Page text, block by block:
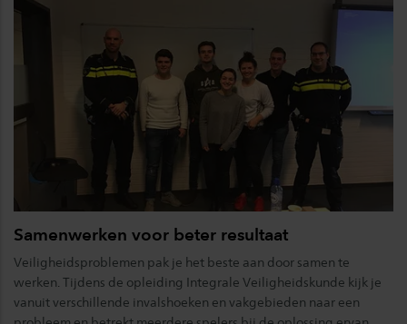
Samenwerken voor beter resultaat
Veiligheidsproblemen pak je het beste aan door samen te
werken. Tijdens de opleiding Integrale Veiligheidskunde kijk je
vanuit verschillende invalshoeken en vakgebieden naar een